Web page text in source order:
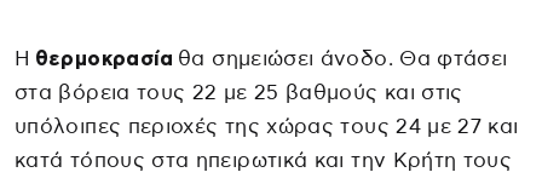
Η θερμοκρασία θα σημειώσει άνοδο. Θα φτάσει
στα βόρεια τους 22 με 25 βαθμούς και στις
υπόλοιπες περιοχές της χώρας τους 24 με 27 και
κατά τόπους στα ηπειρωτικά και την Κρήτη τους